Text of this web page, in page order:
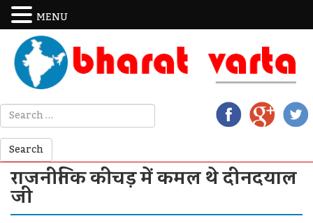
राजनीतिक कीचड़ में कमल थे दीनदयाल
जी
MENU